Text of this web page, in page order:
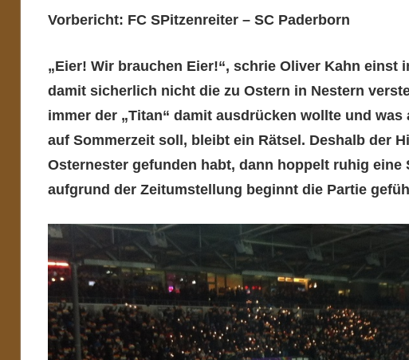
Vorbericht: FC SPitzenreiter – SC Paderborn
„Eier! Wir brauchen Eier!“, schrie Oliver Kahn
damit sicherlich nicht die zu Ostern in Nestern
immer der „Titan“ damit ausdrücken wollte und
auf Sommerzeit soll, bleibt ein Rätsel. Deshalb der
Osternester gefunden habt, dann hoppelt ruhig
aufgrund der Zeitumstellung beginnt die Partie